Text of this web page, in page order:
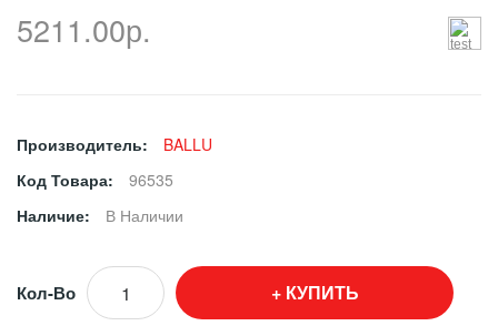
5211.00р.
Производитель:
BALLU
Код Товара:
96535
Наличие:
В Наличии
Кол-Во КУПИТЬ